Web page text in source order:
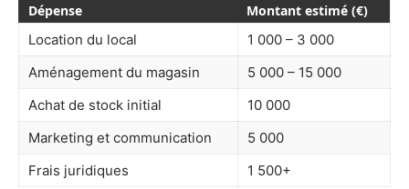
Dépense
Montant estimé (€)
Location du local
1 000 – 3 000
Aménagement du magasin
5 000 – 15 000
Achat de stock initial
10 000
Marketing et communication
5 000
Frais juridiques
1 500+